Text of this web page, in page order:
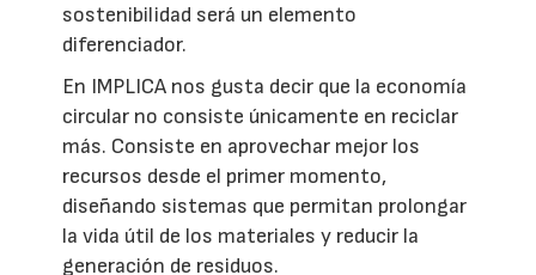
sostenibilidad será un elemento
diferenciador.
En IMPLICA nos gusta decir que la economía
circular no consiste únicamente en reciclar
más. Consiste en aprovechar mejor los
recursos desde el primer momento,
diseñando sistemas que permitan prolongar
la vida útil de los materiales y reducir la
generación de residuos.